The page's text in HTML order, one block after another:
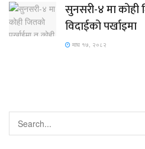
सुनसरी-४ मा कोही
विदाईको पर्खाइमा
माघ १७, २०८२